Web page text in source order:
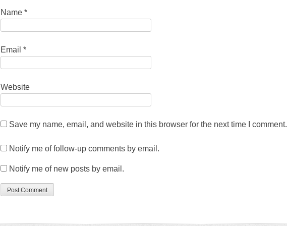
Name *
Email *
Website
Save my name,email ,and website in this browser for the next time I comment.
Notify me of follow-up comments by email .
Notify me of new posts by email .